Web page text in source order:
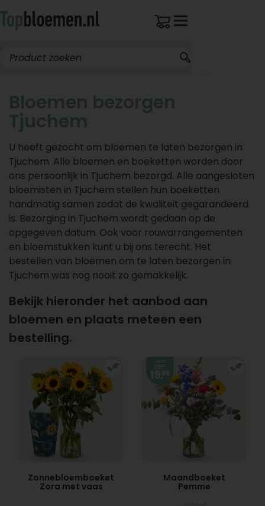
Bloemen bezorgen
Tjuchem
U heeft gezocht om bloemen te laten bezorgen in
Tjuchem. Alle bloemen en boeketten worden door
ons persoonlijk in Tjuchem bezorgd. Alle aangesloten
bloemisten in Tjuchem stellen hun boeketten
handmatig samen zodat de kwaliteit gegarandeerd
is. Bezorging in Tjuchem wordt gedaan op de
opgegeven datum. Ook voor rouwarrangementen
en bloemstukken kunt u bij ons terecht. Het
bestellen van bloemen om te laten bezorgen in
Tjuchem was nog nooit zo gemakkelijk.
Bekijk hieronder het aanbod aan
bloemen en plaats meteen een
bestelling.
Zonnebloemboeket
Zora met vaas
Maandboeket
Pemme